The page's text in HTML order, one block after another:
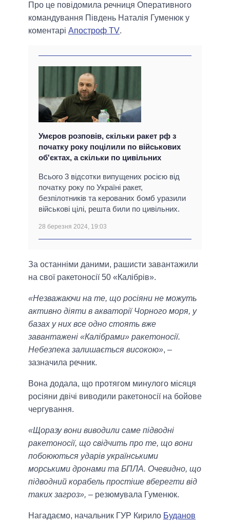
Про це повідомила речниця Оперативного
командування Південь Наталія Гуменюк у
коментарі Апостроф TV.
Умєров розповів, скільки ракет рф з
початку року поцілили по військових
об'єктах, а скільки по цивільних
Всього 3 відсотки випущених росією від
початку року по Україні ракет,
безпілотників та керованих бомб уразили
військові цілі, решта били по цивільних.
28 березня 2024, 19:03
За останніми даними, рашисти завантажили
на свої ракетоносії 50 «Калібрів».
«Незважаючи на те, що росіяни не можуть
активно діяти в акваторії Чорного моря, у
базах у них все одно стоять вже
завантажені «Калібрами» ракетоносії.
Небезпека залишається високою», –
зазначила речник.
Вона додала, що протягом минулого місяця
росіяни двічі виводили ракетоносії на бойове
чергування.
«Щоразу вони виводили саме підводні
ракетоносії, що свідчить про те, що вони
побоюються ударів українськими
морськими дронами та БПЛА. Очевидно, що
підводний корабель простіше вберегти від
таких загроз», – резюмувала Гуменюк.
Нагадаємо, начальник ГУР Кирило Буданов